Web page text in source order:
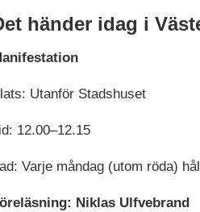
händer idag i
Utanför Stadshuset
12.00–12.15
Varje måndag (utom röda)
Niklas Ulfvebrand